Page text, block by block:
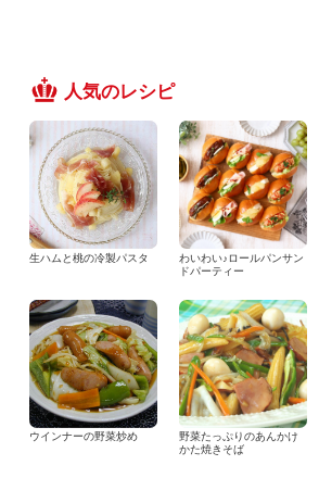
人気のレシピ
生ハムと桃の冷製パスタ
わいわい♪ロールパンサン
ドパーティー
ウインナーの野菜炒め
野菜たっぷりのあんかけ
かた焼きそば